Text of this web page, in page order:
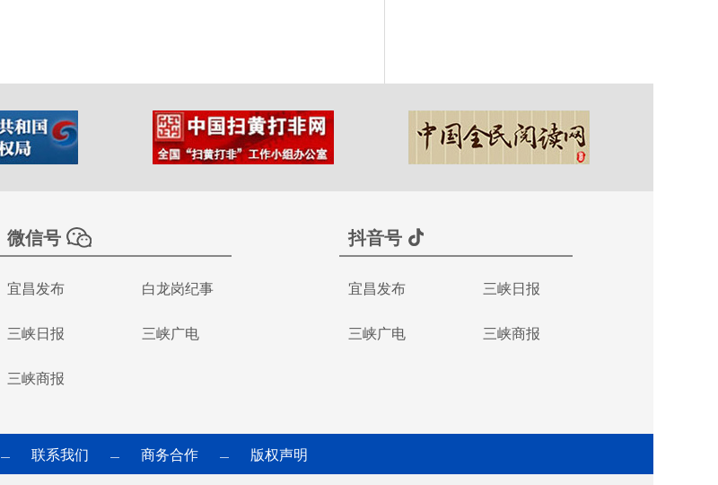
微信号
宜昌发布 白龙岗纪事
三峡日报 三峡广电
三峡商报
抖音号
宜昌发布 三峡日报
三峡广电 三峡商报
— 联系我们 — 商务合作 — 版权声明